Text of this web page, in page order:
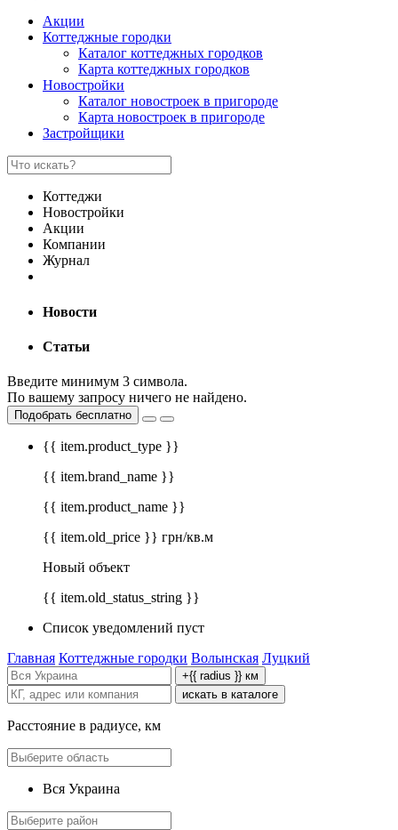
Акции
Коттеджные городки
Каталог коттеджных городков
Карта коттеджных городков
Новостройки
Каталог новостроек в пригороде
Карта новостроек в пригороде
Застройщики
Коттеджи
Новостройки
Акции
Компании
Журнал
Новости
Статьи
Введите минимум 3 символа.
По вашему запросу ничего не найдено.
Подобрать бесплатно
{{ item.product_type }}
{{ item.brand_name }}
{{ item.product_name }}
{{ item.old_price }} грн/кв.м
Новый объект
{{ item.old_status_string }}
Список уведомлений пуст
Главная Коттеджные городки Волынская Луцкий
+{{ radius }} км
искать в каталоге
Расстояние в радиусе, км
Вся Украина